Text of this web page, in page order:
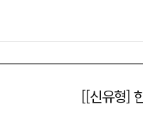
[[신유형]